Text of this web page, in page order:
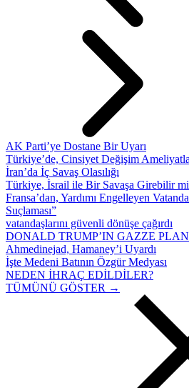
AK Parti’ye Dostane Bir Uyarı
Türkiye’de, Cinsiyet Değişim
İran’da İç Savaş Olasılığı
Türkiye, İsrail ile Bir Savaşa Girebilir
Fransa’dan, Yardımı Engelleyen
Suçlaması”
vatandaşlarını güvenli dönüşe çağırdı
DONALD TRUMP’IN GAZZE
Ahmedinejad, Hamaney’i Uyardı
İşte Medeni Batının Özgür Medyası
NEDEN İHRAÇ EDİLDİLER?
TÜMÜNÜ GÖSTER →